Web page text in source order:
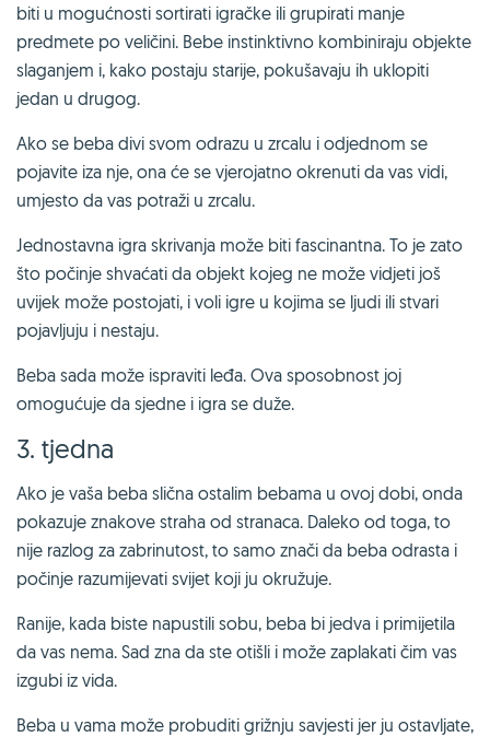
biti u mogućnosti sortirati igračke ili grupirati manje
predmete po veličini. Bebe instinktivno kombiniraju objekte
slaganjem i, kako postaju starije, pokušavaju ih uklopiti
jedan u drugog.
Ako se beba divi svom odrazu u zrcalu i odjednom se
pojavite iza nje, ona će se vjerojatno okrenuti da vas vidi,
umjesto da vas potraži u zrcalu.
Jednostavna igra skrivanja može biti fascinantna. To je zato
što počinje shvaćati da objekt kojeg ne može vidjeti još
uvijek može postojati, i voli igre u kojima se ljudi ili stvari
pojavljuju i nestaju.
Beba sada može ispraviti leđa. Ova sposobnost joj
omogućuje da sjedne i igra se duže.
3. tjedna
Ako je vaša beba slična ostalim bebama u ovoj dobi, onda
pokazuje znakove straha od stranaca. Daleko od toga, to
nije razlog za zabrinutost, to samo znači da beba odrasta i
počinje razumijevati svijet koji ju okružuje.
Ranije, kada biste napustili sobu, beba bi jedva i primijetila
da vas nema. Sad zna da ste otišli i može zaplakati čim vas
izgubi iz vida.
Beba u vama može probuditi grižnju savjesti jer ju ostavljate,